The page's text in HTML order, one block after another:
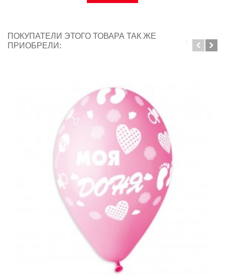
ПОКУПАТЕЛИ ЭТОГО ТОВАРА ТАК ЖЕ
ПРИОБРЕЛИ: